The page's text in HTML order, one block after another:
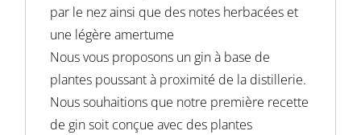
par le nez ainsi que des notes herbacées et
une légère amertume
Nous vous proposons un gin à base de
plantes poussant à proximité de la distillerie.
Nous souhaitions que notre première recette
de gin soit conçue avec des plantes